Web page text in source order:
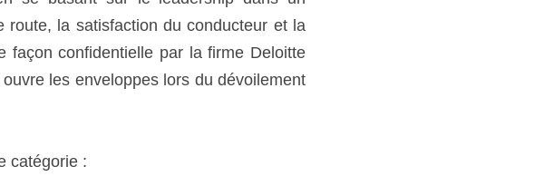
la satisfaction du conducteur et la
confidentielle par la firme Deloitte
les enveloppes lors du dévoilement
catégorie :